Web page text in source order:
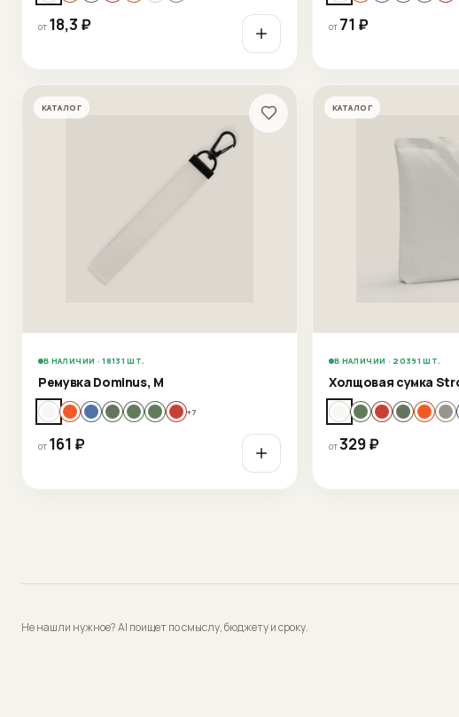
от 18,3 ₽ от 71 ₽
КАТАЛОГ
В НАЛИЧИИ · 18131 ШТ.
Ремувка Dominus, М
+7
от 161 ₽
КАТАЛОГ
В НАЛИЧИИ · 20391 ШТ.
Холщовая сумка
от329₽
Не нашли нужное? AI поищет по смыслу, бюджету и сроку.